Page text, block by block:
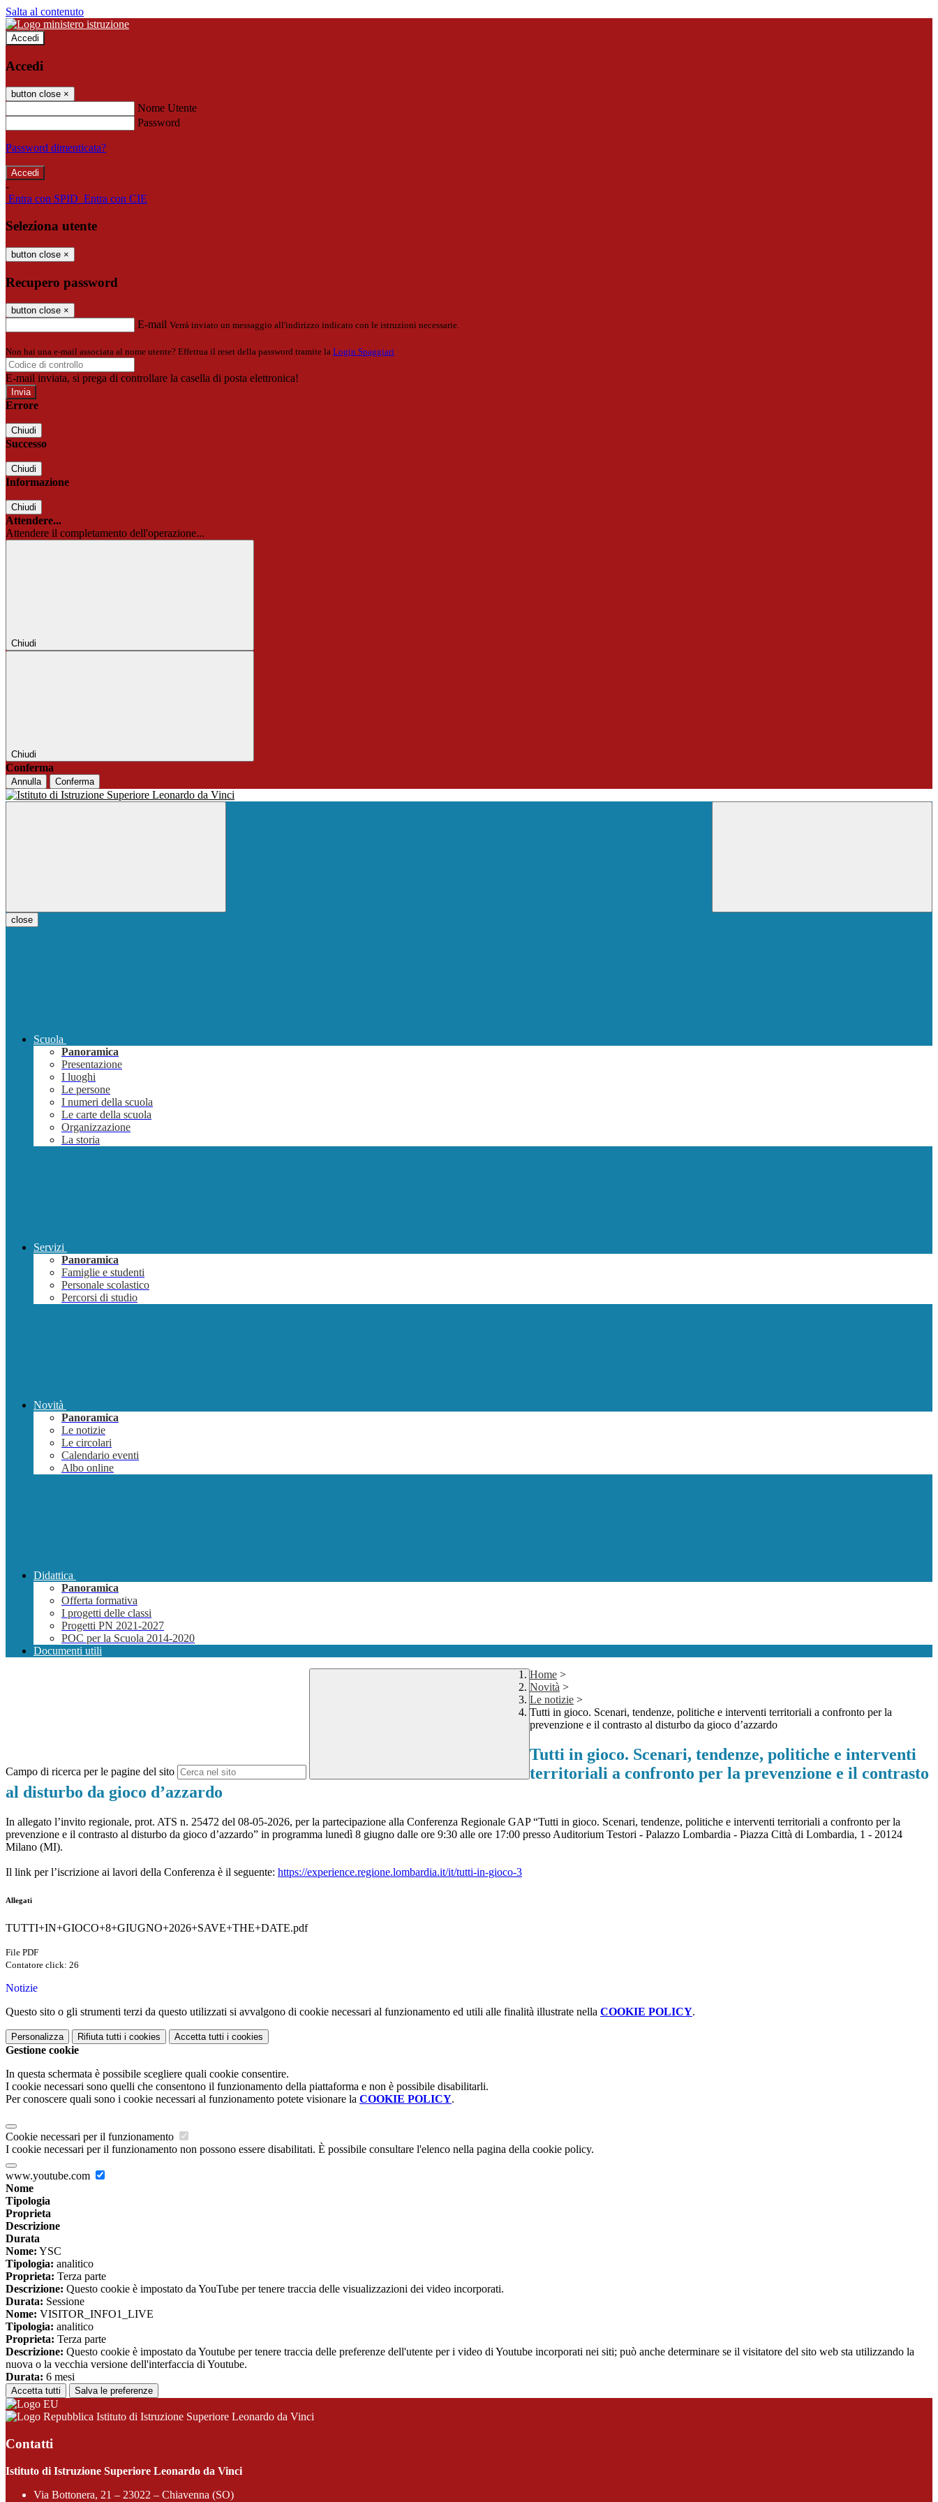
Salta al contenuto
Accedi
Accedi
button close ×
Nome Utente
Password
Password dimenticata?
-
Entra con SPID Entra con CIE
Seleziona utente
button close ×
Recupero password
button close ×
E-mail Verrà inviato un messaggio all'indirizzo indicato con le istruzioni necessarie.
Non hai una e-mail associata al nome utente? Effettua il reset della password tramite la Login Spaggiari
E-mail inviata, si prega di controllare la casella di posta elettronica!
Errore
Chiudi
Successo
Chiudi
Informazione
Chiudi
Attendere...
Attendere il completamento dell'operazione...
Chiudi
Chiudi
Conferma
Annulla Conferma
close
Scuola
Panoramica
Presentazione
I luoghi
Le persone
I numeri della scuola
Le carte della scuola
Organizzazione
La storia
Servizi
Panoramica
Famiglie e studenti
Personale scolastico
Percorsi di studio
Novità
Panoramica
Le notizie
Le circolari
Calendario eventi
Albo online
Didattica
Panoramica
Offerta formativa
I progetti delle classi
Progetti PN 2021-2027
POC per la Scuola 2014-2020
Documenti utili
Campo di ricerca per le pagine del sito
Home >
Novità >
Le notizie >
Tutti in gioco. Scenari, tendenze, politiche e interventi territoriali a confronto per la
prevenzione e il contrasto al disturbo da gioco d’azzardo
Tutti in gioco. Scenari, tendenze, politiche e interventi
territoriali a confronto per la prevenzione e il contrasto
al disturbo da gioco d’azzardo
In allegato l’invito regionale, prot. ATS n. 25472 del 08-05-2026, per la partecipazione alla Conferenza Regionale GAP “Tutti in gioco. Scenari, tendenze, politiche e interventi territoriali a confronto per la
prevenzione e il contrasto al disturbo da gioco d’azzardo” in programma lunedì 8 giugno dalle ore 9:30 alle ore 17:00 presso Auditorium Testori - Palazzo Lombardia - Piazza Città di Lombardia, 1 - 20124
Milano (MI).
Il link per l’iscrizione ai lavori della Conferenza è il seguente: https://experience.regione.lombardia.it/it/tutti-in-gioco-3
Allegati
TUTTI+IN+GIOCO+8+GIUGNO+2026+SAVE+THE+DATE.pdf
File PDF
Contatore click: 26
Notizie
Questo sito o gli strumenti terzi da questo utilizzati si avvalgono di cookie necessari al funzionamento ed utili alle finalità illustrate nella COOKIE POLICY.
Personalizza Rifiuta tutti i cookies Accetta tutti i cookies
Gestione cookie
In questa schermata è possibile scegliere quali cookie consentire.
I cookie necessari sono quelli che consentono il funzionamento della piattaforma e non è possibile disabilitarli.
Per conoscere quali sono i cookie necessari al funzionamento potete visionare la COOKIE POLICY.
Cookie necessari per il funzionamento
I cookie necessari per il funzionamento non possono essere disabilitati. È possibile consultare l'elenco nella pagina della cookie policy.
www.youtube.com
Nome
Tipologia
Proprieta
Descrizione
Durata
Nome: YSC
Tipologia: analitico
Proprieta: Terza parte
Descrizione: Questo cookie è impostato da YouTube per tenere traccia delle visualizzazioni dei video incorporati.
Durata: Sessione
Nome: VISITOR_INFO1_LIVE
Tipologia: analitico
Proprieta: Terza parte
Descrizione: Questo cookie è impostato da Youtube per tenere traccia delle preferenze dell'utente per i video di Youtube incorporati nei siti; può anche determinare se il visitatore del sito web sta utilizzando la
nuova o la vecchia versione dell'interfaccia di Youtube.
Durata: 6 mesi
Accetta tutti Salva le preferenze
Istituto di Istruzione Superiore Leonardo da Vinci
Contatti
Istituto di Istruzione Superiore Leonardo da Vinci
Via Bottonera, 21 – 23022 – Chiavenna (SO)